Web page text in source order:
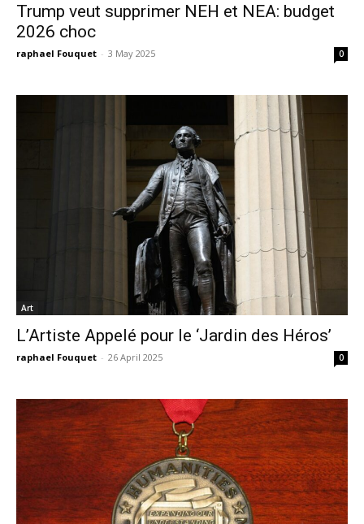
Trump veut supprimer NEH et NEA: budget
2026 choc
raphael Fouquet - 3 May 2025 0
Art
L’Artiste Appelé pour le ‘Jardin des Héros’
raphael Fouquet - 26 April 2025 0